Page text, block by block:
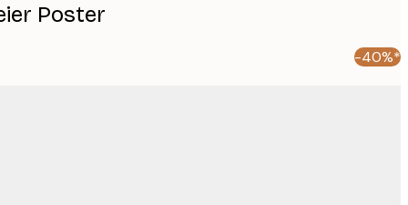
Poster
-40%*